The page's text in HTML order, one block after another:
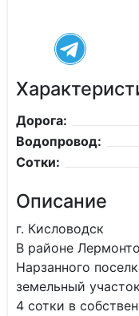
Дорога:
Водопровод:
Сотки:
Описание
г. Кисловодск
В районе
Нарзанного
земельный участок
4 сотки в